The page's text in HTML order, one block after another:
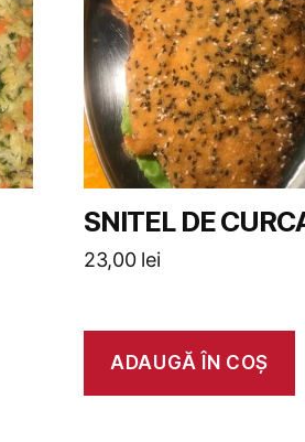
SNITEL DE
23,00 lei
ADAUGĂ ÎN COȘ